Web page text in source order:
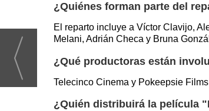
¿Quiénes forman parte del
El reparto incluye a Víctor Clavijo,
Melani, Adrián Checa y Bruna
¿Qué productoras están
Telecinco Cinema y Pokeepsie
¿Quién distribuirá la película